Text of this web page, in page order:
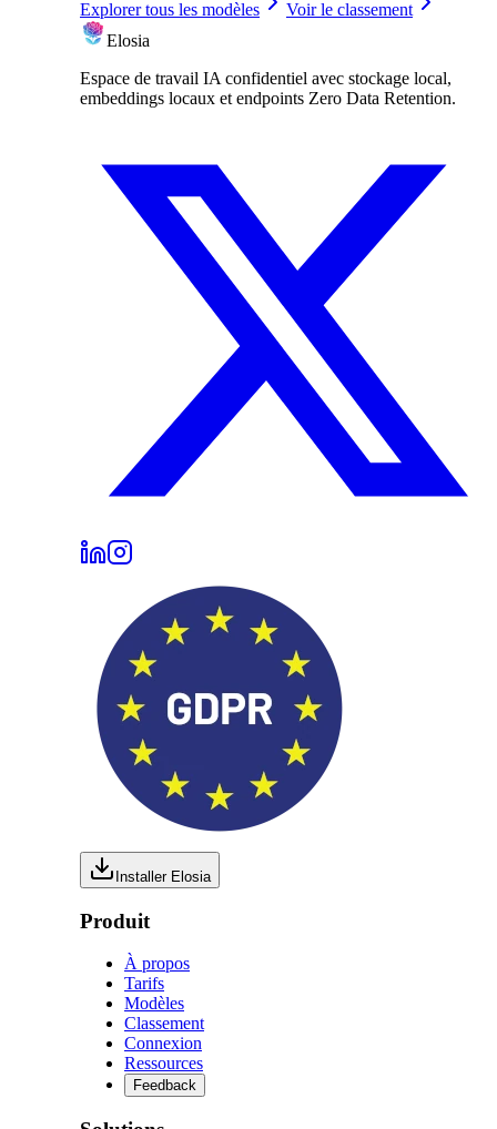
Explorer tous les modèles
Voir le classement
Elosia
Espace de travail IA confidentiel avec stockage local,
embeddings locaux et endpoints Zero Data Retention.
Installer Elosia
Produit
À propos
Tarifs
Modèles
Classement
Connexion
Ressources
Feedback